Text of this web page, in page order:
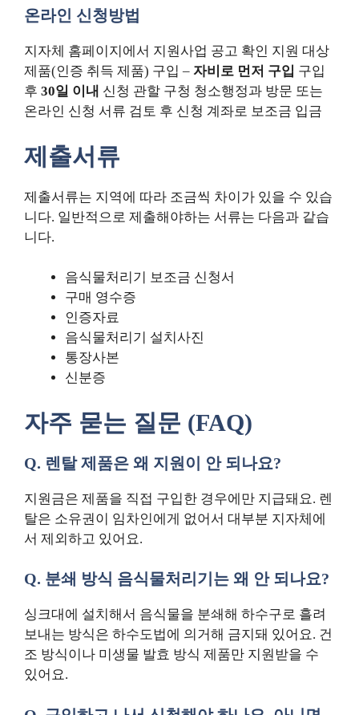
온라인 신청방법
지자체 홈페이지에서 지원사업 공고 확인 지원 대상
제품(인증 취득 제품) 구입 – 자비로 먼저 구입 구입
후 30일 이내 신청 관할 구청 청소행정과 방문 또는
온라인 신청 서류 검토 후 신청 계좌로 보조금 입금
제출서류
제출서류는 지역에 따라 조금씩 차이가 있을 수 있습
니다. 일반적으로 제출해야하는 서류는 다음과 같습
니다.
음식물처리기 보조금 신청서
구매 영수증
인증자료
음식물처리기 설치사진
통장사본
신분증
자주 묻는 질문 (FAQ)
Q. 렌탈 제품은 왜 지원이 안 되나요?
지원금은 제품을 직접 구입한 경우에만 지급돼요. 렌
탈은 소유권이 임차인에게 없어서 대부분 지자체에
서 제외하고 있어요.
Q. 분쇄 방식 음식물처리기는 왜 안 되나요?
싱크대에 설치해서 음식물을 분쇄해 하수구로 흘려
보내는 방식은 하수도법에 의거해 금지돼 있어요. 건
조 방식이나 미생물 발효 방식 제품만 지원받을 수
있어요.